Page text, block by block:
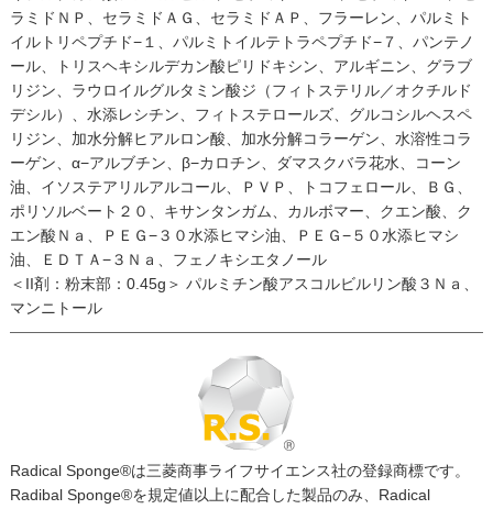
ラミドＮＰ、セラミドＡＧ、セラミドＡＰ、フラーレン、パルミト
イルトリペプチド−１、パルミトイルテトラペプチド−７、パンテノ
ール、トリスヘキシルデカン酸ピリドキシン、アルギニン、グラブ
リジン、ラウロイルグルタミン酸ジ（フィトステリル／オクチルド
デシル）、水添レシチン、フィトステロールズ、グルコシルヘスペ
リジン、加水分解ヒアルロン酸、加水分解コラーゲン、水溶性コラ
ーゲン、α−アルブチン、β−カロチン、ダマスクバラ花水、コーン
油、イソステアリルアルコール、ＰＶＰ、トコフェロール、ＢＧ、
ポリソルベート２０、キサンタンガム、カルボマー、クエン酸、ク
エン酸Ｎａ、ＰＥＧ−３０水添ヒマシ油、ＰＥＧ−５０水添ヒマシ
油、ＥＤＴＡ−３Ｎａ、フェノキシエタノール
＜II剤：粉末部：0.45g＞ パルミチン酸アスコルビルリン酸３Ｎａ、
マンニトール
Radical Sponge®︎︎は三菱商事ライフサイエンス社の登録商標です。
Radibal Sponge®︎を規定値以上に配合した製品のみ、Radical